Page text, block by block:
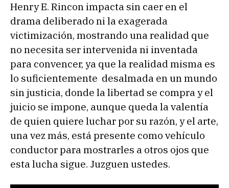
Henry E. Rincon impacta sin caer en el
drama deliberado ni la exagerada
victimización, mostrando una realidad que
no necesita ser intervenida ni inventada
para convencer, ya que la realidad misma es
lo suficientemente desalmada en un mundo
sin justicia, donde la libertad se compra y el
juicio se impone, aunque queda la valentía
de quien quiere luchar por su razón, y el arte,
una vez más, está presente como vehículo
conductor para mostrarles a otros ojos que
esta lucha sigue. Juzguen ustedes.